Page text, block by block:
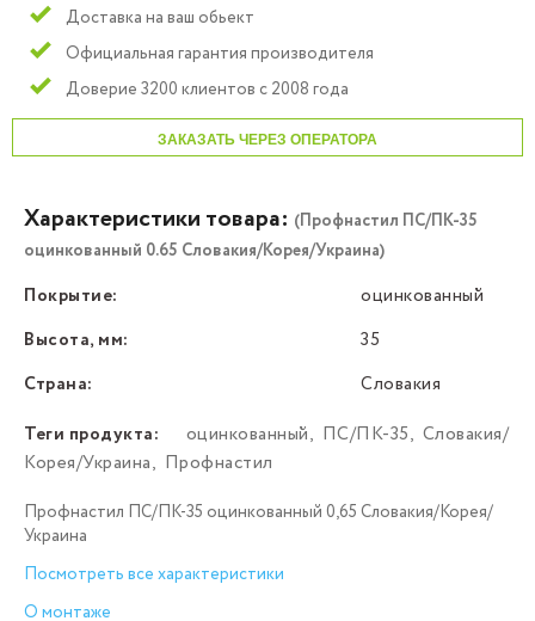
Доставка на ваш обьект
Официальная гарантия производителя
Доверие 3200 клиентов с 2008 года
ЗАКАЗАТЬ ЧЕРЕЗ ОПЕРАТОРА
Характеристики товара: (Профнастил ПС/ПК-35
оцинкованный 0.65 Словакия/Корея/Украина)
Покрытие:
оцинкованный
Высота, мм:
35
Страна:
Словакия
Теги продукта:
оцинкованный, ПС/ПК-35, Словакия/
Корея/Украина, Профнастил
Профнастил ПС/ПК-35 оцинкованный 0,65 Словакия/Корея/
Украина
Посмотреть все характеристики
О монтаже